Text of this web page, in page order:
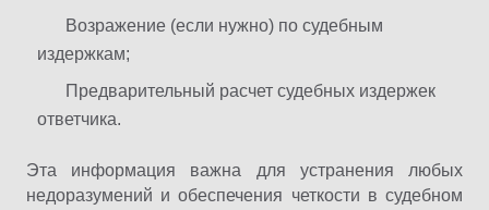
Возражение (если нужно) по судебным
издержкам;
Предварительный расчет судебных издержек
ответчика.
Эта информация важна для устранения любых
недоразумений и обеспечения четкости в судебном